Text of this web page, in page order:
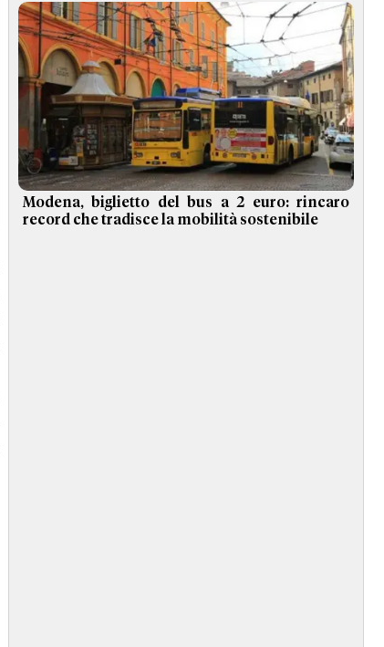
Modena, biglietto del bus a 2 euro: rincaro
record che tradisce la mobilità sostenibile